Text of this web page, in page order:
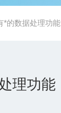
*的数据处理功能
理功能